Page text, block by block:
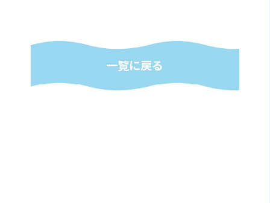
一覧に戻る